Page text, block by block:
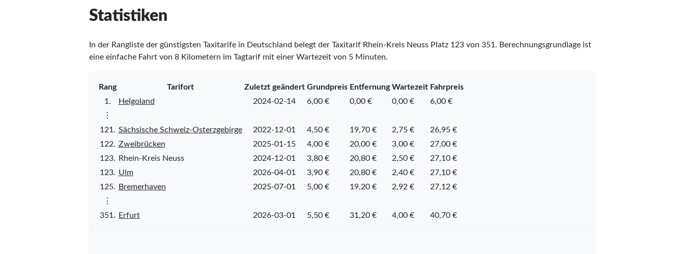
Statistiken
In der Rangliste der günstigsten Taxitarife in Deutschland belegt der Taxitarif Rhein-Kreis Neuss Platz 123von 351 . Berechnungsgrundlage ist
eine einfache Fahrt von 8 Kilometern im Tagtarif mit einer Wartezeit von 5 Minuten.
Rang Tarifort Zuletzt geändert Grundpreis Entfernung Wartezeit Fahrpreis
1.
Helgoland 2024-02-14 6,00 € 0,00 € 0,00 €
6,00 €
⋮
121. Sächsische Schweiz-Osterzgebirge 2022-12-01 4,50 € 19,70 € 2,75 €
26,95 €
122. Zweibrücken 2025-01-15 4,00 € 20,00 € 3,00 €
27,00 €
123.
Rhein-Kreis Neuss 2024-12-01 3,80 € 20,80 € 2,50 €
27,10 €
123. Ulm 2026-04-01 3,90 € 20,80 € 2,40 €
27,10 €
125.
Bremerhaven 2025-07-01 5,00 € 19,20 € 2,92 €
27,12 €
⋮
351.
Erfurt 2026-03-01 5,50 € 31,20 € 4,00 € 40,70 €